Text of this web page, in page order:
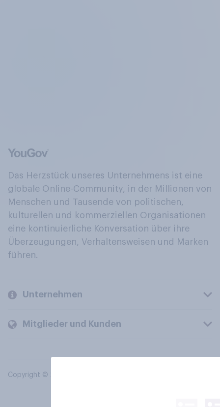
Das Herzstück unseres Unternehmens ist eine
globale Online-Community, in der Millionen von
Menschen und Tausende von politischen,
kulturellen und kommerziellen Organisationen
eine kontinuierliche Konversation über ihre
Überzeugungen, Verhaltensweisen und Marken
führen.
Unternehmen
Mitglieder und Kunden
Copyright © 2026 YouGov PLC. Alle Rechte vorbehalten.